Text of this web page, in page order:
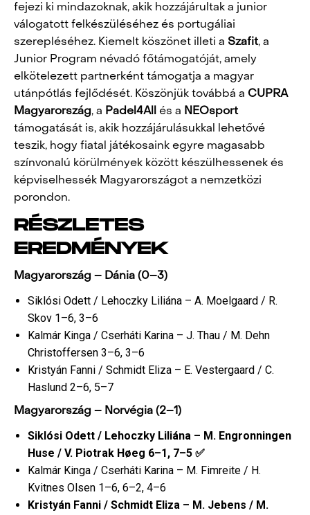
fejezi ki mindazoknak, akik hozzájárultak a junior
válogatott felkészüléséhez és portugáliai
szerepléséhez. Kiemelt köszönet illeti a Szafit, a
Junior Program névadó főtámogatóját, amely
elkötelezett partnerként támogatja a magyar
utánpótlás fejlődését. Köszönjük továbbá a CUPRA
Magyarország, a Padel4All és a NEOsport
támogatását is, akik hozzájárulásukkal lehetővé
teszik, hogy fiatal játékosaink egyre magasabb
színvonalú körülmények között készülhessenek és
képviselhessék Magyarországot a nemzetközi
porondon.
RÉSZLETES
EREDMÉNYEK
Magyarország – Dánia (0–3)
Siklósi Odett / Lehoczky Liliána – A. Moelgaard / R.
Skov 1–6, 3–6
Kalmár Kinga / Cserháti Karina – J. Thau / M. Dehn
Christoffersen 3–6, 3–6
Kristyán Fanni / Schmidt Eliza – E. Vestergaard / C.
Haslund 2–6, 5–7
Magyarország – Norvégia (2–1)
Siklósi Odett / Lehoczky Liliána – M. Engronningen
Huse / V. Piotrak Høeg 6–1, 7–5 ✅
Kalmár Kinga / Cserháti Karina – M. Fimreite / H.
Kvitnes Olsen 1–6, 6–2, 4–6
Kristyán Fanni / Schmidt Eliza – M. Jebens / M.